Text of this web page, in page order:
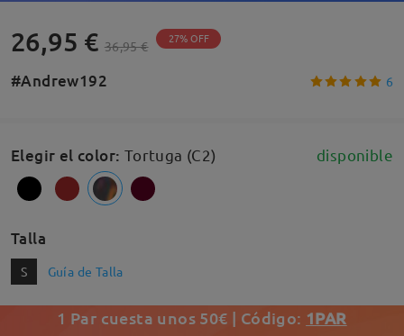
26,95 € 36,95 € 27% OFF
#Andrew192 6
Elegir el color: Tortuga (C2) disponible
Talla
S Guía de Talla
1 Par cuesta unos 50€ | Código: 1PAR